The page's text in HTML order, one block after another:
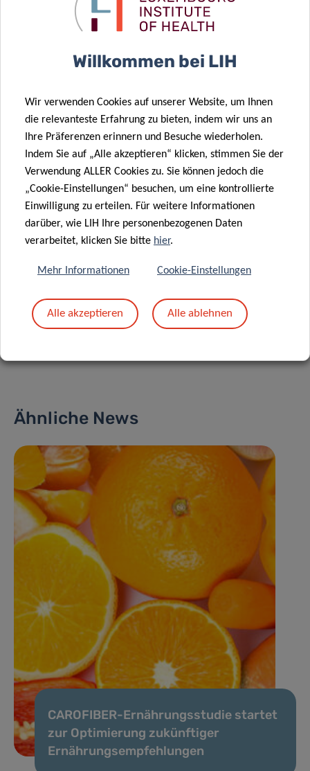
SCIENTIFIC CONTACT
TORSTEN
BOHN
Group Leader
Nutrihealth
Contact
Teilen auf
Ähnliche News
CAROFIBER-Ernährungsstudie startet
zur Optimierung zukünftiger
Ernährungsempfehlungen
Willkommen bei LIH
Wir verwenden Cookies auf unserer Website, um Ihnen
die relevanteste Erfahrung zu bieten, indem wir uns an
Ihre Präferenzen erinnern und Besuche wiederholen.
Indem Sie auf „Alle akzeptieren“ klicken, stimmen Sie der
Verwendung ALLER Cookies zu. Sie können jedoch die
„Cookie-Einstellungen“ besuchen, um eine kontrollierte
Einwilligung zu erteilen. Für weitere Informationen
darüber, wie LIH Ihre personenbezogenen Daten
verarbeitet, klicken Sie bitte hier.
Mehr Informationen Cookie-Einstellungen
Alle akzeptieren Alle ablehnen